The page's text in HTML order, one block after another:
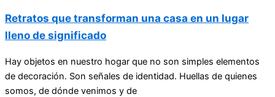
Retratos que transforman una casa en un lugar
lleno de significado
Hay objetos en nuestro hogar que no son simples elementos
de decoración. Son señales de identidad. Huellas de quienes
somos, de dónde venimos y de